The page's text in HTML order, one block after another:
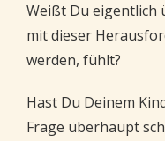
Weißt Du eigentlich
mit dieser
werden, fühlt?
Hast Du Deinem
Frage überhaupt